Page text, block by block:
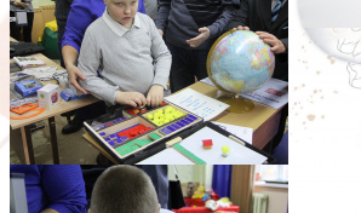
pic0108_010